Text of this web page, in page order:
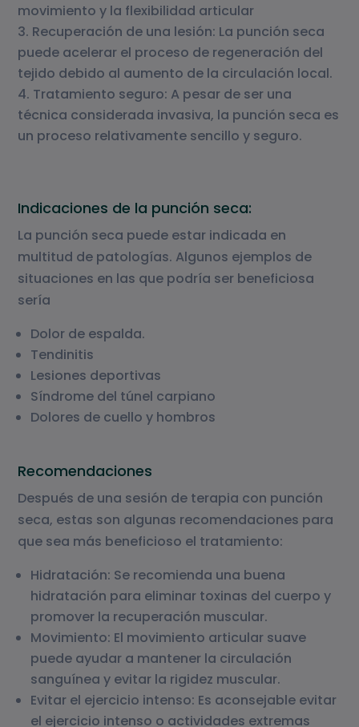
movimiento y la flexibilidad articular
Recuperación de una lesión: La punción seca
puede acelerar el proceso de regeneración del
tejido debido al aumento de la circulación local.
Tratamiento seguro: A pesar de ser una
técnica considerada invasiva, la punción seca es
un proceso relativamente sencillo y seguro.
Indicaciones de la punción seca:
La punción seca puede estar indicada en
multitud de patologías. Algunos ejemplos de
situaciones en las que podría ser beneficiosa
sería
Dolor de espalda.
Tendinitis
Lesiones deportivas
Síndrome del túnel carpiano
Dolores de cuello y hombros
Recomendaciones
Después de una sesión de terapia con punción
seca, estas son algunas recomendaciones para
que sea más beneficioso el tratamiento:
Hidratación: Se recomienda una buena
hidratación para eliminar toxinas del cuerpo y
promover la recuperación muscular.
Movimiento: El movimiento articular suave
puede ayudar a mantener la circulación
sanguínea y evitar la rigidez muscular.
Evitar el ejercicio intenso: Es aconsejable evitar
el ejercicio intenso o actividades extremas